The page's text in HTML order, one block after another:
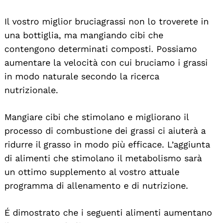
Il vostro miglior bruciagrassi non lo troverete in
una bottiglia, ma mangiando cibi che
contengono determinati composti. Possiamo
aumentare la velocità con cui bruciamo i grassi
in modo naturale secondo la ricerca
nutrizionale.
Mangiare cibi che stimolano e migliorano il
processo di combustione dei grassi ci aiuterà a
ridurre il grasso in modo più efficace. L’aggiunta
di alimenti che stimolano il metabolismo sarà
un ottimo supplemento al vostro attuale
programma di allenamento e di nutrizione.
É dimostrato che i seguenti alimenti aumentano